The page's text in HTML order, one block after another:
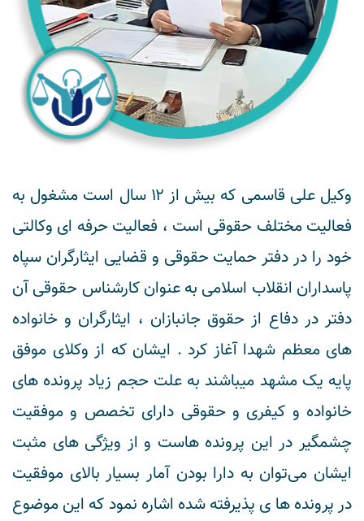
وکیل علی قاسمی که بیش از ۱۲ سال است مشغول به
فعالیت مختلف حقوقی است ، فعالیت حرفه ای وکالتی
خود را در دفتر حمایت حقوقی و قضایی ایثارگران سپاه
پاسداران انقلاب اسلامی به عنوان کارشناس حقوقی آن
دفتر در دفاع از حقوق جانبازان ، ایثارگران و خانواده
های معظم شهدا آغاز کرد . ایشان که از وکلای موفق
پایه یک مشهد میباشند به علت حجم زیاد پرونده های
خانواده و کیفری و حقوقی دارای تخصص و موفقیت
چشمگیر در این پرونده هاست و از ویژگی های مثبت
ایشان می‌توان به دارا بودن آمار بسیار بالای موفقیت
در پرونده ها ی پذیرفته شده اشاره نمود که این موضوع